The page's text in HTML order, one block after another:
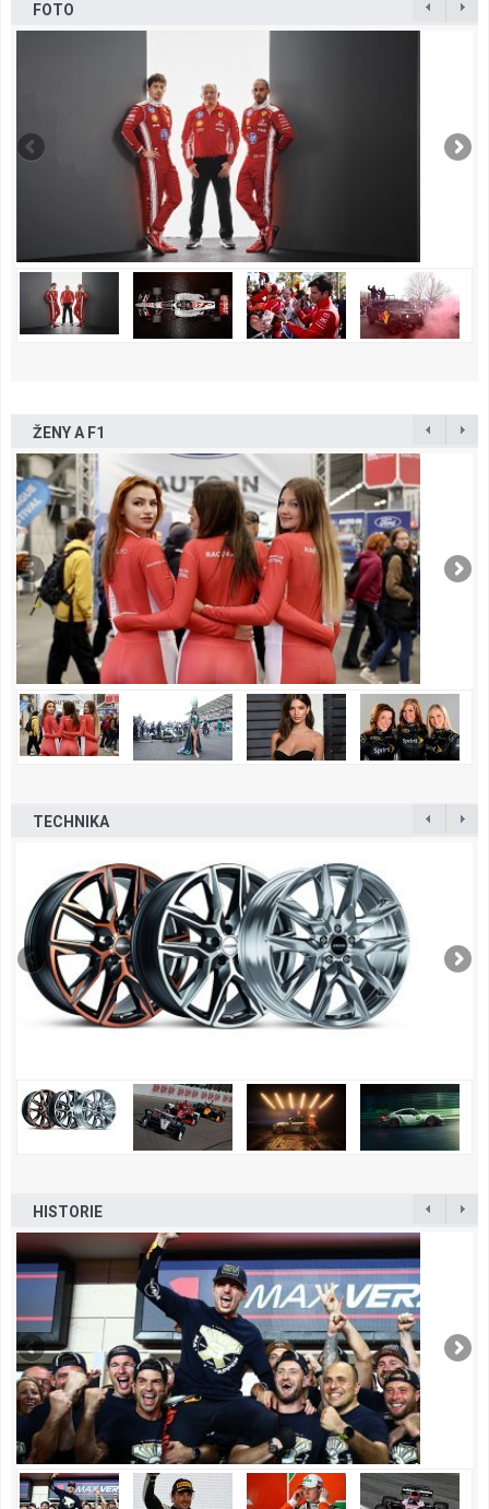
FOTO
ŽENY A F1
TECHNIKA
HISTORIE